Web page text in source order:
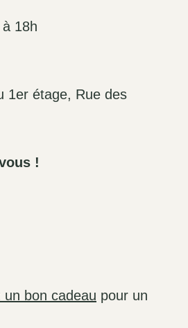
18h
1er étage, Rue des
!
un bon cadeau pour un